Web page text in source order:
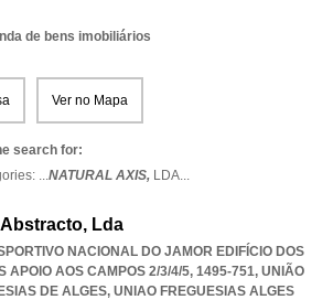
de bens imobiliários
Ver no Mapa
search for:
...NATURAL AXIS, LDA...
Lda
NACIONAL DO JAMOR EDIFÍCIO DOS
APOIO AOS CAMPOS 2/3/4/5, 1495-751, UNIÃO
DE ALGES, UNIAO FREGUESIAS ALGES